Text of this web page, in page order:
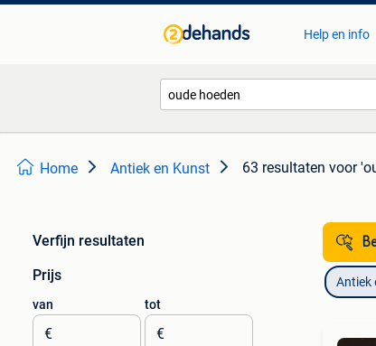
Help en info
Home Antiek en Kunst 63 resultaten voor
Verfijn resultaten
Prijs
van
€
tot
€
Antiek